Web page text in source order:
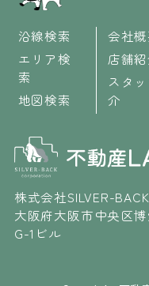
沿線検索
エリア検
索
地図検索
会社
店舗
スタ
介
株式会社SILVER-BACK
大阪府大阪市中央区博
G-1ビル